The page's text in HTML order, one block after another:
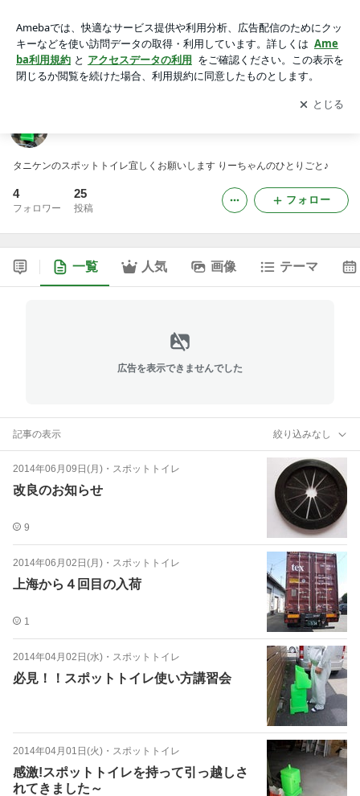
アプリをダウンロードして ブログの更新通知
を受け取りまし
ょう。
開く
タニケンのスポットトイレ宜しくお願いします りーちゃんのひとりごと♪
4
フォロワー
25
投稿
フォロー
一覧 人気 画像 テーマ
広告を表示できませんでした
記事の表示 絞り込みなし
2014年06月09日(月) ・ スポットトイレ
改良のお知らせ
9
2014年06月02日(月) ・ スポットトイレ
上海から４回目の入荷
1
2014年04月02日(水) ・ スポットトイレ
必見！！スポットトイレ使い方講習会
2014年04月01日(火) ・ スポットトイレ
感激!スポットトイレを持って引っ越しさ
れてきました～